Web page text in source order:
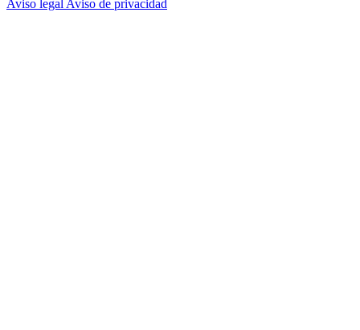
Aviso legalAviso de privacidad